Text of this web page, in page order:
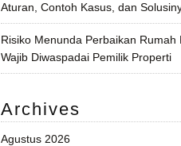
Aturan, Contoh Kasus, dan
Risiko Menunda Perbaikan Rumah
Wajib Diwaspadai Pemilik Properti
Archives
Agustus 2026